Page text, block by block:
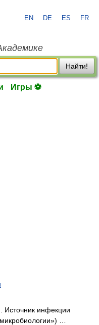
EN DE ES FR
Найти!
Игры ⚽
инфекции
…